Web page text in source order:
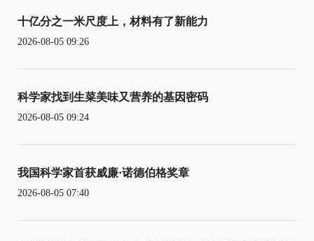
十亿分之一米尺度上，材料有了新能力
2026-08-05 09:26
科学家找到生菜美味又营养的基因密码
2026-08-05 09:24
我国科学家首获威廉·诺德伯格奖章
2026-08-05 07:40